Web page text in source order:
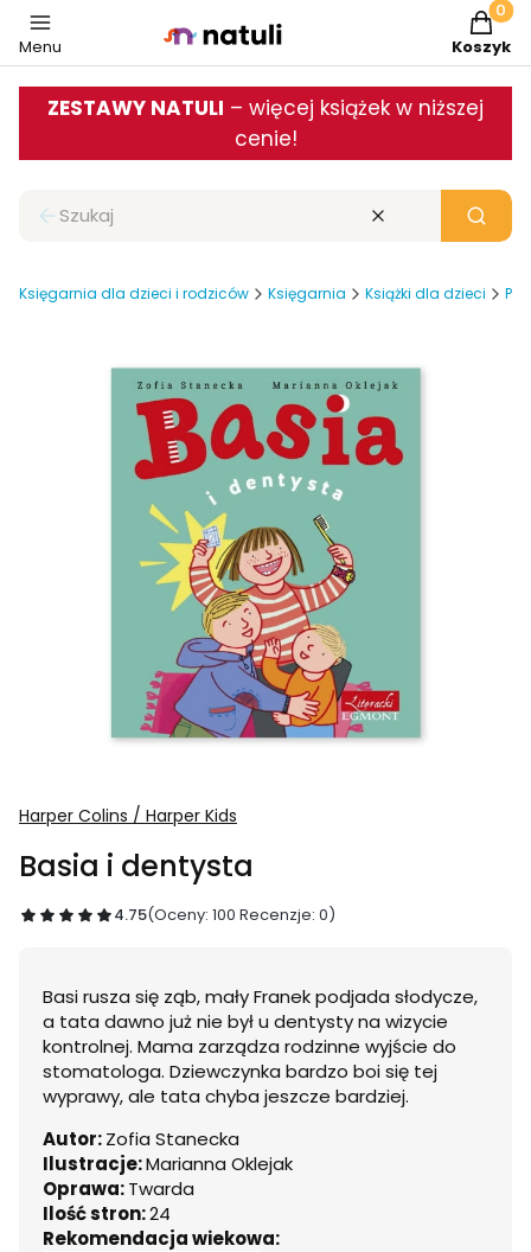
Menu Koszyk
ZESTAWY NATULI – więcej książek w niższej
cenie!
Zamknij wyszukiwarkę Wyczyść Szukaj
Księgarnia dla dzieci i rodziców Księgarnia Książki dla dzieci
Harper Colins / Harper Kids
Basia i dentysta
4.75(Oceny: 100 Recenzje: 0)
Basi rusza się ząb, mały Franek podjada słodycze,
a tata dawno już nie był u dentysty na wizycie
kontrolnej. Mama zarządza rodzinne wyjście do
stomatologa. Dziewczynka bardzo boi się tej
wyprawy, ale tata chyba jeszcze bardziej.
Autor:Zofia Stanecka
Ilustracje:Marianna Oklejak
Oprawa:Twarda
Ilość stron:24
Rekomendacja wiekowa: